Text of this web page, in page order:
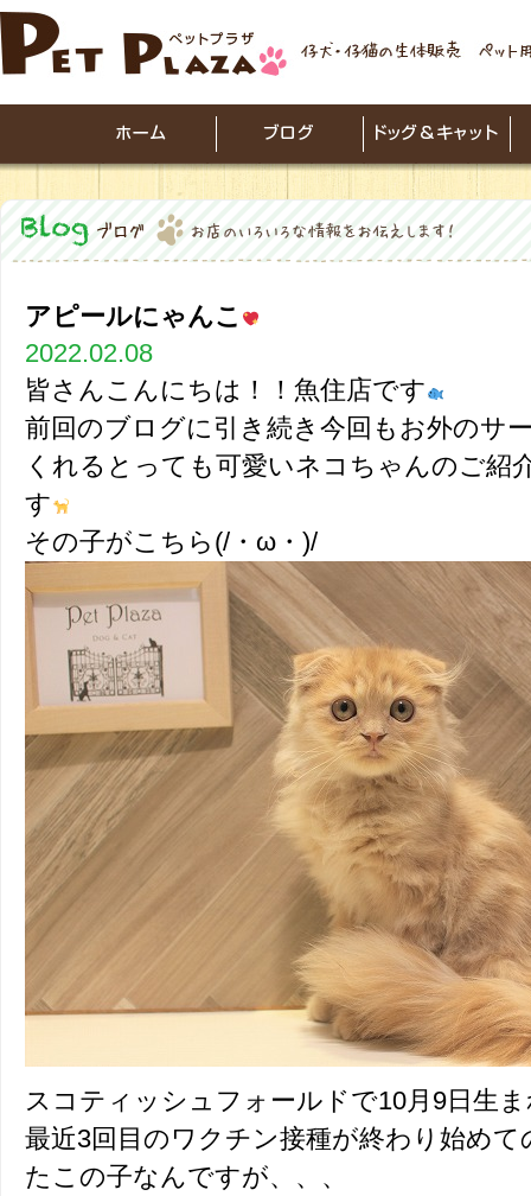
アピールにゃんこ
2022.02.08
皆さんこんにちは！！魚住店です
前回のブログに引き続き今回もお外のサ
くれるとっても可愛いネコちゃんのご紹
す
その子がこちら(/・ω・)/
スコティッシュフォールドで10月9日生
最近3回目のワクチン接種が終わり始め
たこの子なんですが、、、